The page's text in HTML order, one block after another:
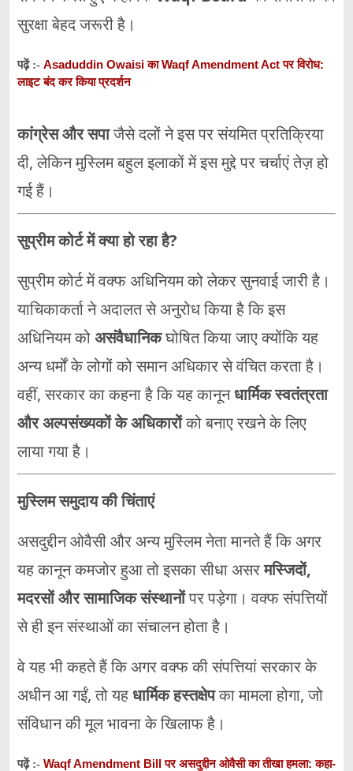
सुरक्षा बेहद जरूरी है।
पढ़ें :- Asaduddin Owaisi का Waqf Amendment Act पर विरोध:
लाइट बंद कर किया प्रदर्शन
कांग्रेस और सपाजैसे दलों ने इस पर संयमित प्रतिक्रिया
दी, लेकिन मुस्लिम बहुल इलाकों में इस मुद्दे पर चर्चाएं तेज़ हो
गई हैं।
सुप्रीम कोर्ट में क्या हो रहा है?
सुप्रीम कोर्ट में वक्फ अधिनियम को लेकर सुनवाई जारी है।
याचिकाकर्ता ने अदालत से अनुरोध किया है कि इस
अधिनियम कोअसंवैधानिकघोषित किया जाए क्योंकि यह
अन्य धर्मों के लोगों को समान अधिकार से वंचित करता है।
वहीं, सरकार का कहना है कि यह कानूनधार्मिक स्वतंत्रता
और अल्पसंख्यकों के अधिकारोंको बनाए रखने के लिए
लाया गया है।
मुस्लिम समुदाय की चिंताएं
असदुद्दीन ओवैसी और अन्य मुस्लिम नेता मानते हैं कि अगर
यह कानून कमजोर हुआ तो इसका सीधा असरमस्जिदों,
मदरसों और सामाजिक संस्थानोंपर पड़ेगा। वक्फ संपत्तियों
से ही इन संस्थाओं का संचालन होता है।
वे यह भी कहते हैं कि अगर वक्फ की संपत्तियां सरकार के
अधीन आ गईं, तो यह धार्मिक हस्तक्षेपका मामला होगा, जो
संविधान की मूल भावना के खिलाफ है।
पढ़ें :- Waqf Amendment Bill पर असदुद्दीन ओवैसी का तीखा हमला: कहा-